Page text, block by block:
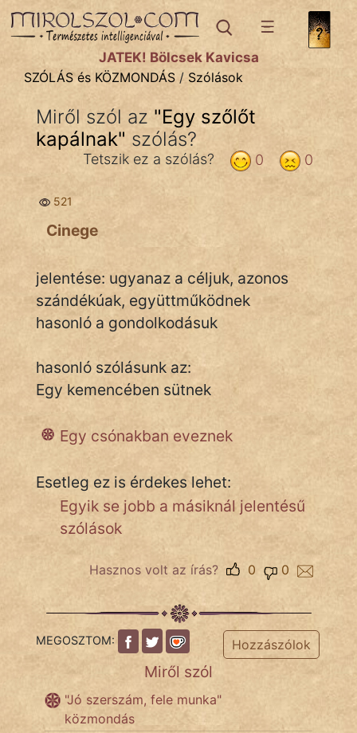
SZÓLÁS ÉS KÖZMONDÁStémák:
Bibliai
Közmondások
Szállóigék
Szóláscsoportok
Szólások
Tréfás
KÖZMONDÁS
PSZICHO
ÉLETMÓD
És
TÖRTÉNELEM
JÁTÉK! Bölcsek Kavicsa
SZÓLÁS és KÖZMONDÁS / Szólások
Miről szól az "Egy szőlőt
kapálnak" szólás?
0
0
Tetszik ez a szólás?
521
Cinege
jelentése: ugyanaz a céljuk, azonos
szándékúak, együttműködnek
hasonló a gondolkodásuk
hasonló szólásunk az:
Egy kemencében sütnek
Egy csónakban eveznek
Esetleg ez is érdekes lehet:
Egyik se jobb a másiknál jelentésű
szólások
Hasznos volt az írás? 0
0
MEGOSZTOM: Hozzászólok
Miről szól
"Jó szerszám, fele munka"
közmondás